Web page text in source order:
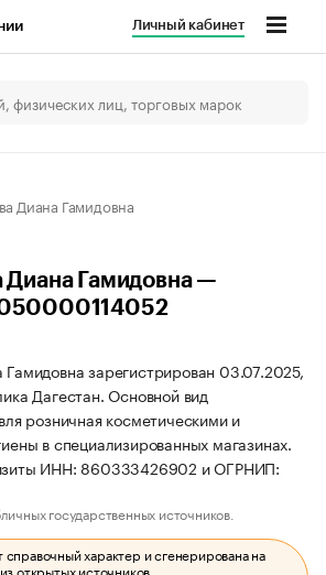
Личный кабинет
Диана Гамидовна
Диана Гамидовна —
зарегистрирован 03.07.2025,
Дагестан. Основной вид
розничная косметическими и
в специализированных магазинах.
ИНН: 860333426902 и ОГРНИП:
государственных источников.
характер и сгенерирована на
открытых источников.